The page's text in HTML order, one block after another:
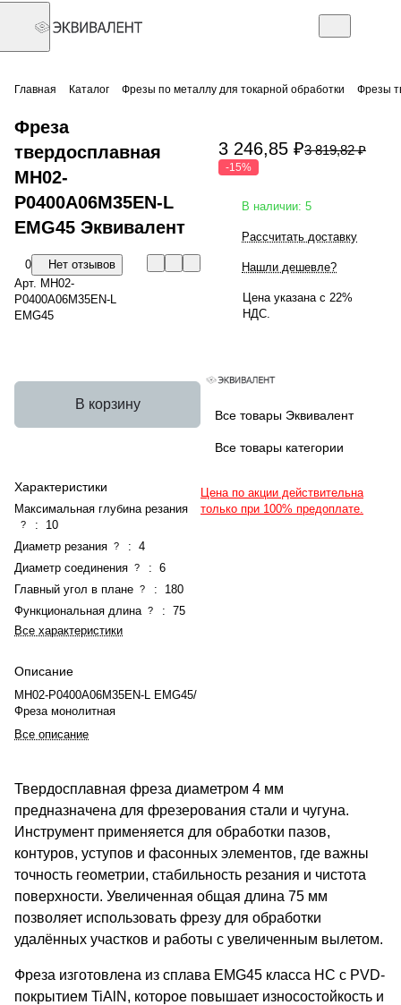
Главная Каталог Фрезы по металлу для токарной обработки Фрезы
Фреза
твердосплавная
MH02-
P0400A06M35EN-L
EMG45 Эквивалент
0
Нет отзывов
Арт. MH02-
P0400A06M35EN-L
EMG45
В корзину
Характеристики
Максимальная глубина резания
? :
10
Диаметр резания ? : 4
Диаметр соединения ? : 6
Главный угол в плане ? :
180
Функциональная длина ? : 75
Все характеристики
Описание
MH02-P0400A06M35EN-L EMG45/
Фреза монолитная
Все описание
3 246,85 ₽3 819,82 ₽
-15%
В наличии: 5
Рассчитать доставку
Нашли дешевле?
Цена указана с 22%
НДС.
Все товары Эквивалент
Все товары категории
Цена по акции действительна
только при 100% предоплате.
Твердосплавная фреза диаметром 4 мм
предназначена для фрезерования стали и чугуна.
Инструмент применяется для обработки пазов,
контуров, уступов и фасонных элементов, где важны
точность геометрии, стабильность резания и чистота
поверхности. Увеличенная общая длина 75 мм
позволяет использовать фрезу для обработки
удалённых участков и работы с увеличенным вылетом.
Фреза изготовлена из сплава EMG45 класса HC с PVD-
покрытием TiAlN, которое повышает износостойкость и